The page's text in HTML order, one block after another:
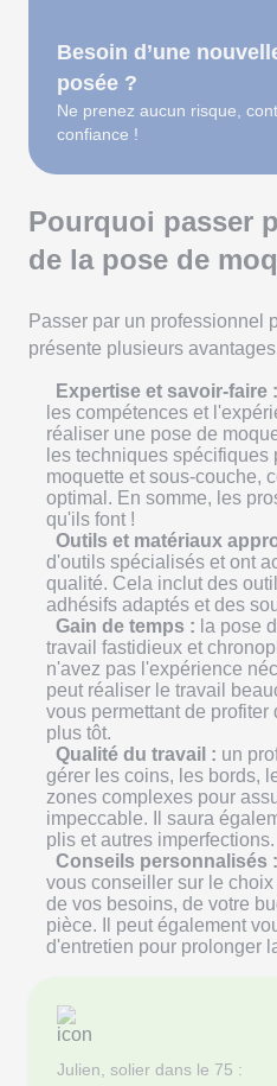
Besoin d’une
posée ?
Ne prenez aucun risque,
confiance !
Pourquoi passer
de la pose de
Passer par un professionnel
présente plusieurs
Expertise et savoir-faire :
les compétences et
réaliser une pose de
les techniques spécifiques
moquette et sous-couche,
optimal. En somme, les
qu'ils font !
Outils et matériaux
d'outils spécialisés et ont
qualité. Cela inclut des
adhésifs adaptés et des
Gain de temps : la pose
travail fastidieux et
n'avez pas l'expérience
peut réaliser le travail
vous permettant de
plus tôt.
Qualité du travail : un
gérer les coins, les bords,
zones complexes pour
impeccable. Il saura
plis et autres imperfections.
Conseils personnalisés :
vous conseiller sur le
de vos besoins, de votre
pièce. Il peut également
d'entretien pour prolonger
Julien, solier dans le 75 :